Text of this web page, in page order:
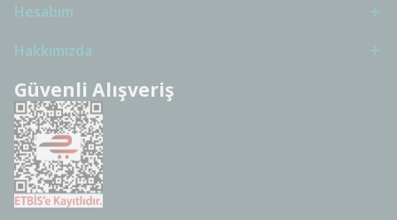
Hesabım
Hakkımızda
Güvenli Alışveriş